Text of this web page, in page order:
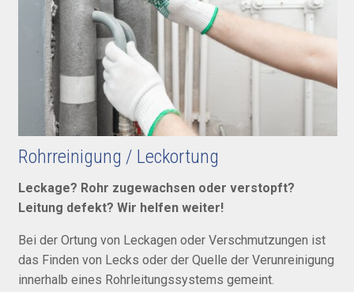
Rohrreinigung / Leckortung
Leckage? Rohr zugewachsen oder verstopft?
Leitung defekt? Wir helfen weiter!
Bei der Ortung von Leckagen oder Verschmutzungen ist
das Finden von Lecks oder der Quelle der Verunreinigung
innerhalb eines Rohrleitungssystems gemeint.